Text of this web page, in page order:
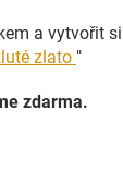
a vytvořit
zlato "
zdarma.